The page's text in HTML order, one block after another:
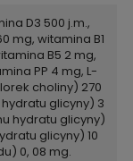
D3 500 j.m.,
mg, witamina B1
B5 2 mg,
PP 4 mg, L-
choliny) 270
glicyny) 3
hydratu glicyny)
glicyny) 10
0, 08 mg.